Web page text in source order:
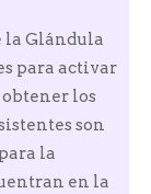
la Glándula
para activar
los
son
la
en la